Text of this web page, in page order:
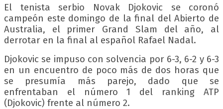
El tenista serbio Novak Djokovic se coronó
campeón este domingo de la final del Abierto de
Australia, el primer Grand Slam del año, al
derrotar en la final al español Rafael Nadal.
Djokovic se impuso con solvencia por 6-3, 6-2 y 6-3
en un encuentro de poco más de dos horas que
se presumía más parejo, dado que se
enfrentaban el número 1 del ranking ATP
(Djokovic) frente al número 2.